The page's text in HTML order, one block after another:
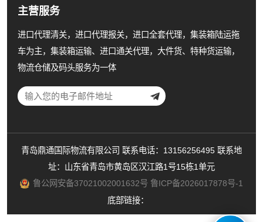
主营服务
进口代理清关，进口代理报关，进口全套代理，集装箱陆运拖
车为主，集装箱运输、进口通关代理，大件货、特种货运输，
物流仓储及码头服务为一体
青岛鼎通国际物流有限公司 联系电话：13156256495 联系地
址：山东省青岛市黄岛区汉江路1号15栋1单元
鲁公网安备37021002001632号 鲁ICP备2026017878号-1
底部链接：